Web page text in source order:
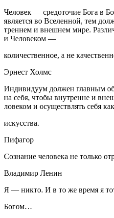
Человек — средоточие Бога в
является во Вселенной, тем
треннем и внешнем мире.
и Человеком —
количественное, а не
Эрнест Холмс
Индивидуум должен главным
на себя, чтобы внутренне и
ловеком и осуществлять себя
искусства.
Пифагор
Сознание человека не только
Владимир Ленин
Я — никто. И в то же время я
Богом…